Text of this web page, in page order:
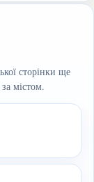
сторінки ще
містом.